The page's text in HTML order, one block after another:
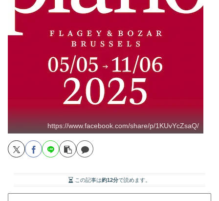
https://www.facebook.com/share/p/1KUvYcZsaQ/
この記事は約12分で読めます。